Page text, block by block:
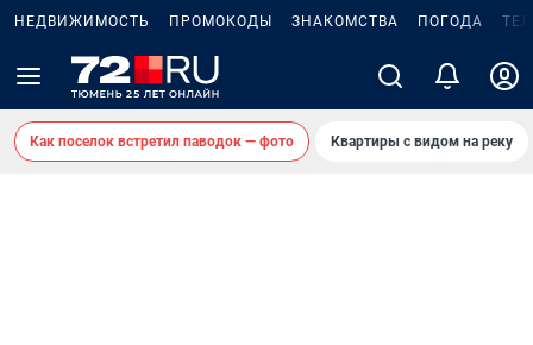
НЕДВИЖИМОСТЬ ПРОМОКОДЫ ЗНАКОМСТВА ПОГОДА
Как поселок встретил паводок — фото Квартиры с видом на реку